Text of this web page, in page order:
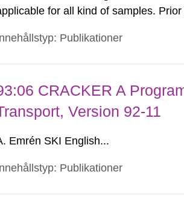
for all kind of samples.
is dissolved in 1 molar
Publikationer
CRACKER A
Version 92-11
Emrén SKI English...
Publikationer